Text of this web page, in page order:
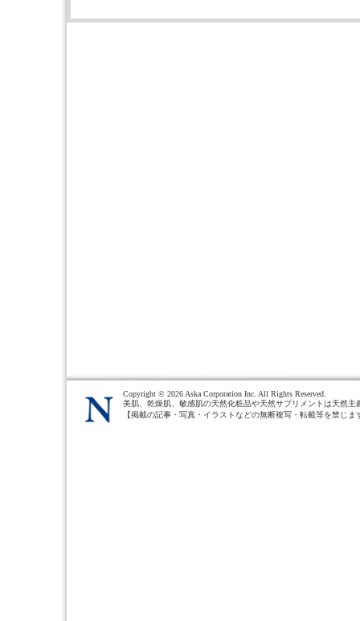
Copyright © 2026 Aska Corporation Inc. All Rights Reserved.
美肌、乾燥肌、敏感肌の天然化粧品や天然サプリメントは天然主
【掲載の記事・写真・イラストなどの無断複写・転載等を禁じま